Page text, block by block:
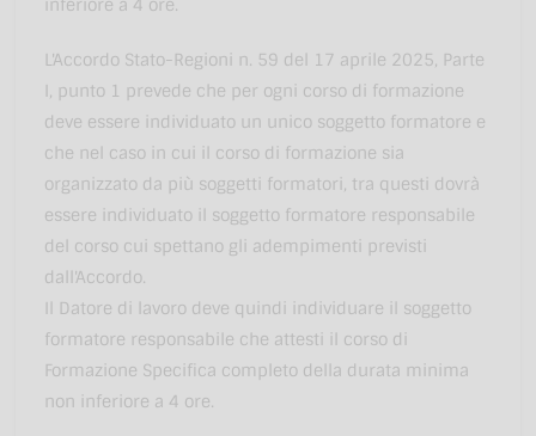
L'Accordo Stato-Regioni n. 59 del 17 aprile 2025, Parte
I, punto 1 prevede che per ogni corso di formazione
deve essere individuato un unico soggetto formatore e
che nel caso in cui il corso di formazione sia
organizzato da più soggetti formatori, tra questi dovrà
essere individuato il soggetto formatore responsabile
del corso cui spettano gli adempimenti previsti
dall'Accordo.
Il Datore di lavoro deve quindi individuare il soggetto
formatore responsabile che attesti il corso di
Formazione Specifica completo della durata minima
non inferiore a 4 ore.